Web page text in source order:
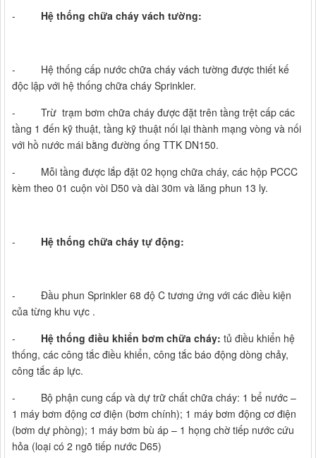
- Hệ thống chữa cháy vách tường:
- Hệ thống cấp nước chữa cháy vách tường được thiết kế
độc lập với hệ thống chữa cháy Sprinkler.
- Trừ trạm bơm chữa cháy được đặt trên tầng trệt cấp các
tầng 1 đến kỹ thuật, tầng kỹ thuật nối lại thành mạng vòng và nối
với hồ nước mái bằng đường ống TTK DN150.
- Mỗi tầng được lắp đặt 02 họng chữa cháy, các hộp PCCC
kèm theo 01 cuộn vòi D50 và dài 30m và lăng phun 13 ly.
- Hệ thống chữa cháy tự động:
- Đầu phun Sprinkler 68 độ C tương ứng với các điều kiện
của từng khu vực .
- Hệ thống điều khiển bơm chữa cháy: tủ điều khiển hệ
thống, các công tắc điều khiển, công tắc báo động dòng chảy,
công tắc áp lực.
- Bộ phận cung cấp và dự trữ chất chữa cháy: 1 bể nước –
1 máy bơm động cơ điện (bơm chính); 1 máy bơm động cơ điện
(bơm dự phòng); 1 máy bơm bù áp – 1 họng chờ tiếp nước cứu
hỏa (loại có 2 ngõ tiếp nước D65)